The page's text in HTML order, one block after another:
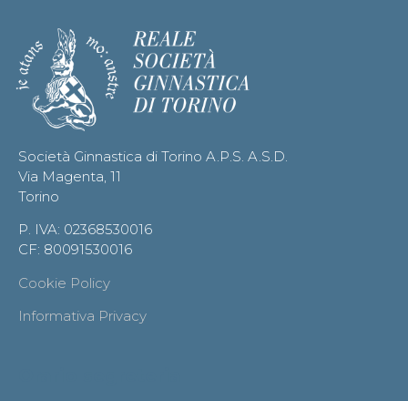
Società Ginnastica di Torino A.P.S. A.S.D.
Via Magenta, 11
Torino
P. IVA: 02368530016
CF: 80091530016
Cookie Policy
Informativa Privacy